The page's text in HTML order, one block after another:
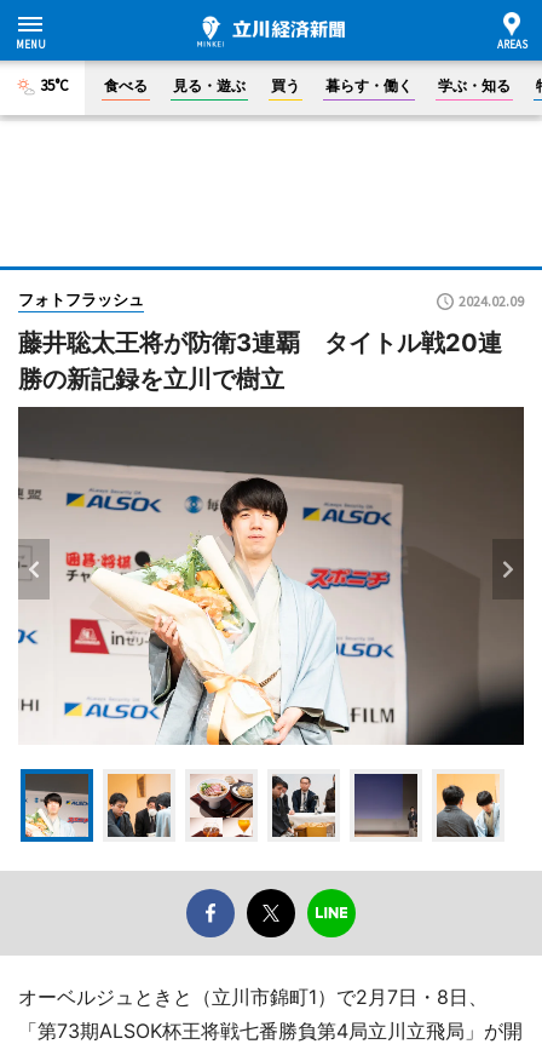
35°C 食べる 見る・遊ぶ 買う 暮らす・働く 学ぶ・知る
フォトフラッシュ 2024.02.09
藤井聡太王将が防衛3連覇 タイトル戦20連
勝の新記録を立川で樹立
オーベルジュときと（立川市錦町1）で2月7日・8日、
「第73期ALSOK杯王将戦七番勝負第4局立川立飛局」が開